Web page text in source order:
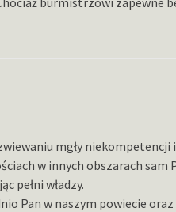
mgły
w innych obszarach
pełni władzy.
Pan w naszym powiecie